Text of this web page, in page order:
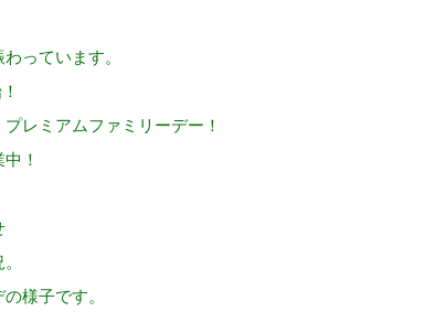
っています。
レミアムファミリーデー！
！
様子です。